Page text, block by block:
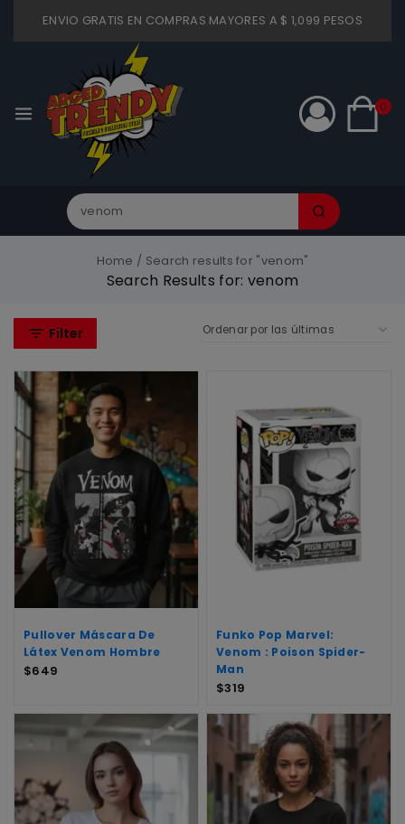
ENVIO GRATIS EN COMPRAS MAYORES A $ 1,099 PESOS
0
Home / Search results for "venom"
Search Results for: venom
Filter
Pullover Máscara De
Látex Venom Hombre
$649
Funko Pop Marvel:
Venom : Poison Spider-
Man
$319